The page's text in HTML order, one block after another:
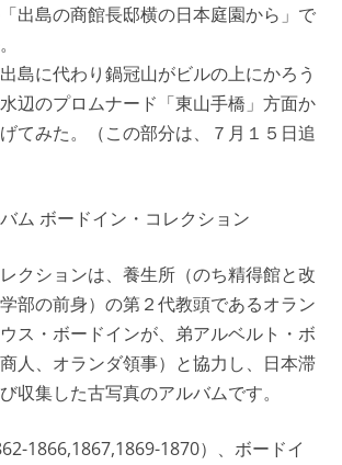
出島の商館長邸横の日本庭園から」で
島に代わり鍋冠山がビルの上にかろう
辺のプロムナード「東山手橋」方面か
てみた。（この部分は、７月１５日追
ム ボードイン・コレクション
クションは、養生所（のち精得館と改
部の前身）の第２代教頭であるオラン
ス・ボードインが、弟アルベルト・ボ
人、オランダ領事）と協力し、日本滞
収集した古写真のアルバムです。
1866,1867,1869-1870）、ボードイ